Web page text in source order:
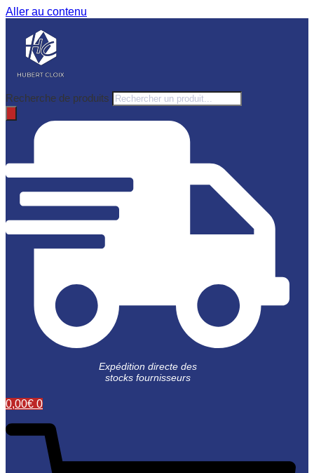
Aller au contenu
Recherche de produits
Expédition directe des
stocks fournisseurs
0,00€ 0